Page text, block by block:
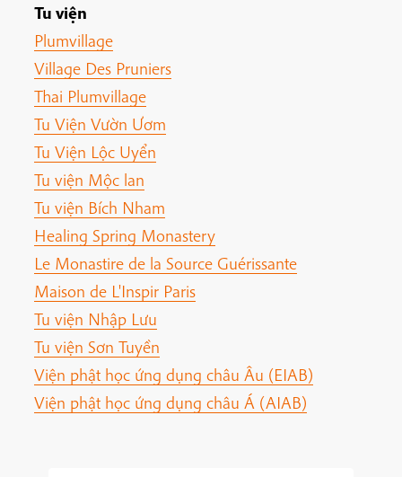
Tu viện
Plumvillage
Village Des Pruniers
Thai Plumvillage
Tu Viện Vườn Ươm
Tu Viện Lộc Uyển
Tu viện Mộc lan
Tu viện Bích Nham
Healing Spring Monastery
Le Monastire de la Source Guérissante
Maison de L'Inspir Paris
Tu viện Nhập Lưu
Tu viện Sơn Tuyền
Viện phật học ứng dụng châu Âu (EIAB)
Viện phật học ứng dụng châu Á (AIAB)